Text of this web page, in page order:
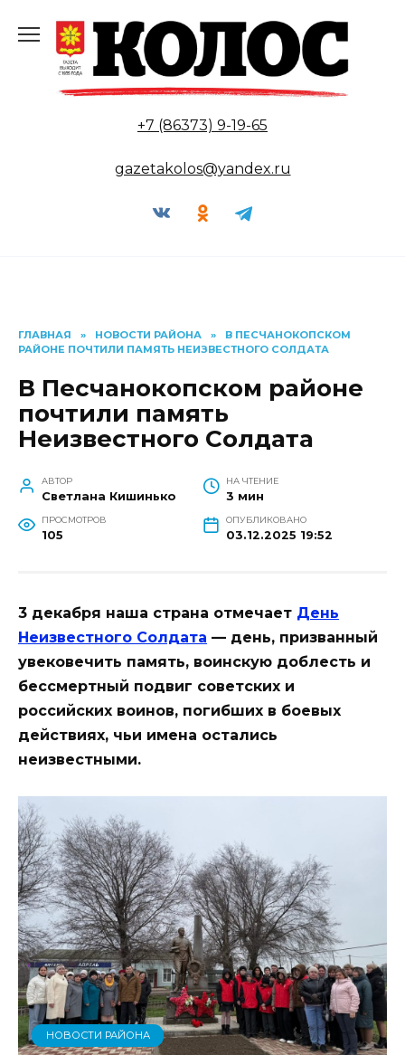
содержанию
+7 (86373) 9-19-65
gazetakolos@yandex.ru
ГЛАВНАЯ » НОВОСТИ РАЙОНА »
В ПЕСЧАНОКОПСКОМ
РАЙОНЕ ПОЧТИЛИ ПАМЯТЬ НЕИЗВЕСТНОГО СОЛДАТА
В Песчанокопском районе
почтили память
Неизвестного Солдата
АВТОР
Светлана Кишинько
НА ЧТЕНИЕ
3 мин
ПРОСМОТРОВ
105
ОПУБЛИКОВАНО
03.12.2025 19:52
3 декабря наша страна отмечает День
Неизвестного Солдата — день, призванный
увековечить память, воинскую доблесть и
бессмертный подвиг советских и
российских воинов, погибших в боевых
действиях, чьи имена остались
неизвестными.
НОВОСТИ РАЙОНА